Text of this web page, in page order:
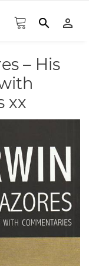
search person_outline
– His
xx